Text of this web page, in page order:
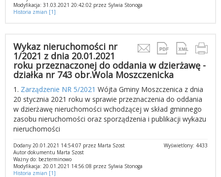
Modyfikacja: 31.03.2021 20:42:02 przez Sylwia Stonoga
Historia zmian [1]
Wykaz nieruchomości nr
1/2021 z dnia 20.01.2021
roku przeznaczonej do oddania w dzierżawę -
działka nr 743 obr.Wola Moszczenicka
1. Zarządzenie NR 5/2021 Wójta Gminy Moszczenica z dnia
20 stycznia 2021 roku w sprawie przeznaczenia do oddania
w dzierżawę nieruchomości wchodzącej w skład gminnego
zasobu nieruchomości oraz sporządzenia i publikacji wykazu
nieruchomości
Wyświetlony: 4433
Dodany 20.01.2021 14:54:07 przez Marta Szost
Autor dokumentu Marta Szost
Ważny do: bezterminowo
Modyfikacja: 20.01.2021 14:56:08 przez Sylwia Stonoga
Historia zmian [1]